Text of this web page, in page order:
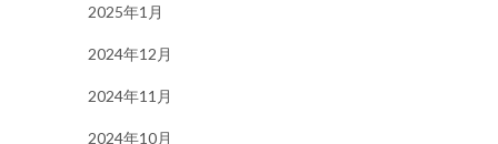
2025年1月
2024年12月
2024年11月
2024年10月